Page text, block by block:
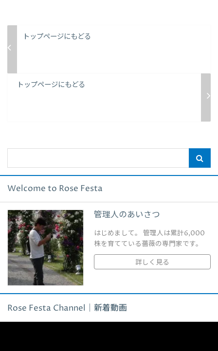
トップページにもどる
トップページにもどる
Welcome to Rose Festa
管理人のあいさつ
はじめまして。 管理人は累計6,000
株を育てている薔薇の専門家です。
詳しく見る
Rose Festa Channel｜新着動画